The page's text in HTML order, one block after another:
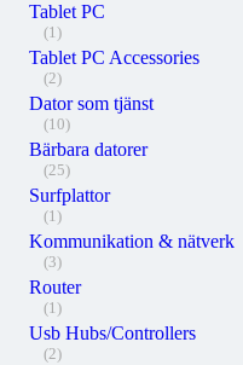
Tablet PC
(1)
Tablet PC Accessories
(2)
Dator som tjänst
(10)
Bärbara datorer
(25)
Surfplattor
(1)
Kommunikation & nätverk
(3)
Router
(1)
Usb Hubs/Controllers
(2)